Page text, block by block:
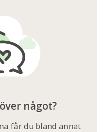
något?
får du bland annat